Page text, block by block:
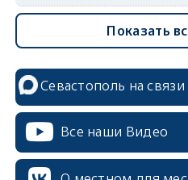
Показать
Севастополь на связи
Все наши Видео